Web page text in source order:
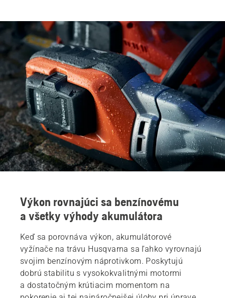
Výkon rovnajúci sa benzínovému
a všetky výhody akumulátora
Keď sa porovnáva výkon, akumulátorové
vyžínače na trávu Husqvarna sa ľahko vyrovnajú
svojim benzínovým náprotivkom. Poskytujú
dobrú stabilitu s vysokokvalitnými motormi
a dostatočným krútiacim momentom na